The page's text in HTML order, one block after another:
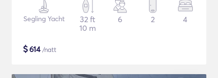
Segling Yacht
32 ft
10 m
6 2 4
$614/natt